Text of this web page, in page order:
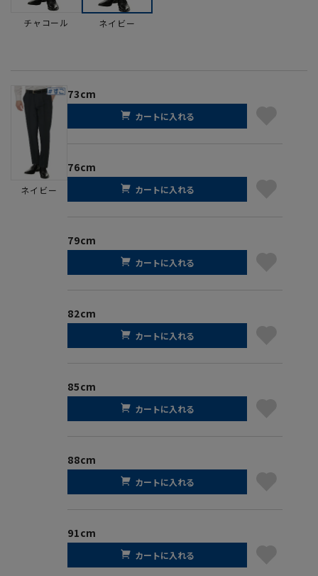
チャコール ネイビー
ネイビー
73cm
カートに入れる
76cm
カートに入れる
79cm
カートに入れる
82cm
カートに入れる
85cm
カートに入れる
88cm
カートに入れる
91cm
カートに入れる